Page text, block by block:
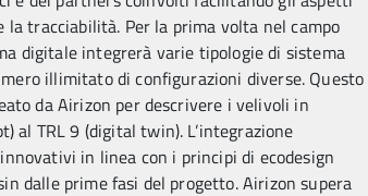
tracciabilità. Per la prima volta nel campo
digitale integrerà varie tipologie di sistema
illimitato di configurazioni diverse. Questo
da Airizon per descrivere i velivoli in
al TRL 9 (digital twin). L’integrazione
in linea con i principi di ecodesign
dalle prime fasi del progetto. Airizon supera